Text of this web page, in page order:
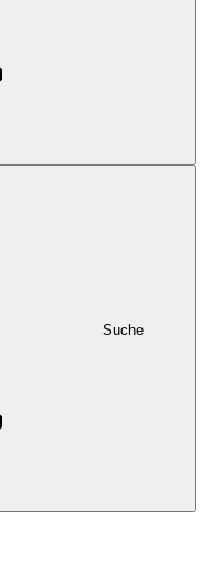
Suche